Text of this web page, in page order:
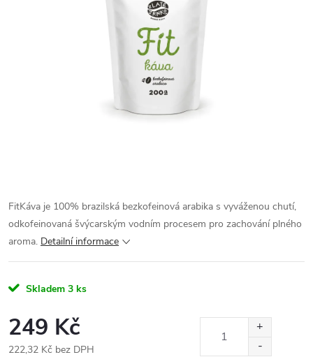
FitKáva je 100% brazilská bezkofeinová arabika s vyváženou chutí,
odkofeinovaná švýcarským vodním procesem pro zachování plného
aroma. Detailní informace
Skladem 3 ks
249 Kč
222,32 Kč bez DPH